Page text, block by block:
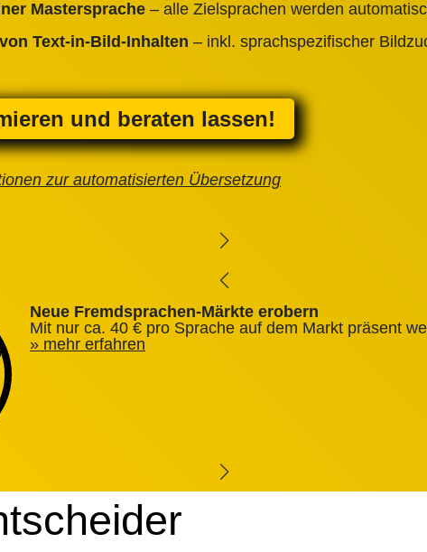
Mastersprache– alle Zielsprachen werden
Text‑in‑Bild‑Inhalten – inkl. sprachspezifischer
und beraten lassen!
zur automatisierten Übersetzung
Neue Fremdsprachen-Märkte erobern
Mit nur ca. 40 € pro Sprache auf dem Markt präsent
mehr erfahren